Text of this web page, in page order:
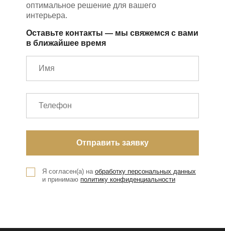
оптимальное решение для вашего
интерьера.
Оставьте контакты — мы свяжемся с вами
в ближайшее время
Я согласен(а) на обработку персональных данных
и принимаю политику конфиденциальности